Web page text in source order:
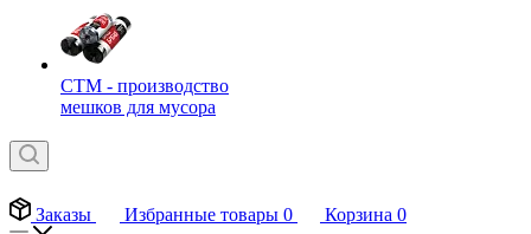
СТМ - производство
мешков для мусора
Заказы Избранные товары 0 Корзина 0